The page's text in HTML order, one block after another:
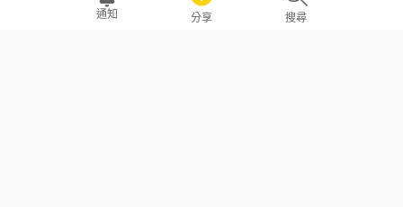
職場透明化運動
通知 分享 搜尋